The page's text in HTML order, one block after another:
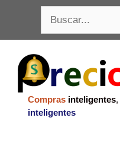
contenido
Compras inteligentes,
inteligentes